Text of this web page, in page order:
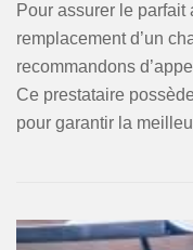
Pour assurer le
remplacement d’un
recommandons
Ce prestataire
pour garantir la